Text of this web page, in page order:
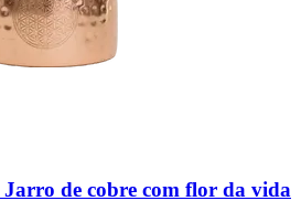
Jarro de cobre com flor da vida